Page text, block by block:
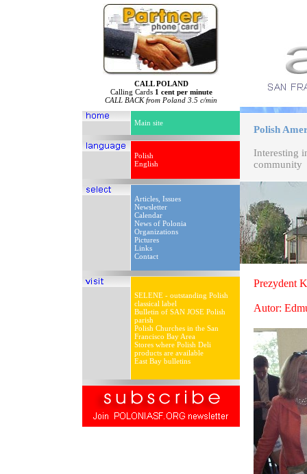
CALL POLAND
Calling Cards 1 cent per minute
CALL BACK from Poland 3.5 c/min
Main site
Polish
English
Articles, Issues
Newsletter
Calendar
News of Polonia
Organizations
Pictures
Links
Contact
SELENE - outstanding Polish
classical label
Bulletin of SAN JOSE Polish
parish
Polish Churches in the San
Francisco Bay Area
Stores where Polish Deli
products are available
East Bay bulletins
Polish
Interesting
community
Prezydent
Autor: